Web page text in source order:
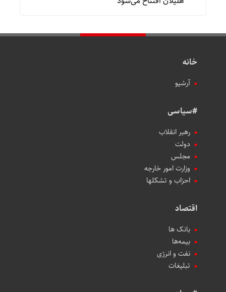
خانه
آرشیو
#سیاسی
رهبر انقلاب
دولت
مجلس
وزارت امور خارجه
احزاب و تشکلها
اقتصاد
بانک ها
بیمه‌ها
نفت و انرژی
تبلیغات